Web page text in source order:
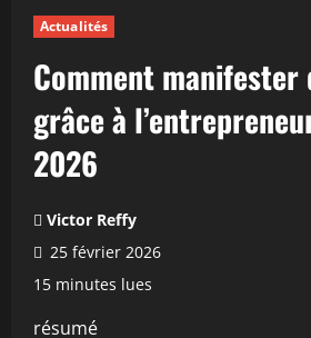
Actualités
Comment manifester
grâce à
2026
Victor Reffy
25 février 2026
15 minutes lues
résumé